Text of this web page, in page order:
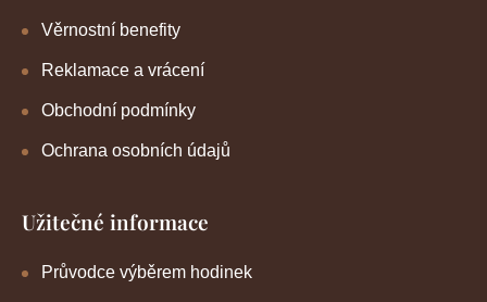
Věrnostní benefity
Reklamace a vrácení
Obchodní podmínky
Ochrana osobních údajů
Užitečné informace
Průvodce výběrem hodinek